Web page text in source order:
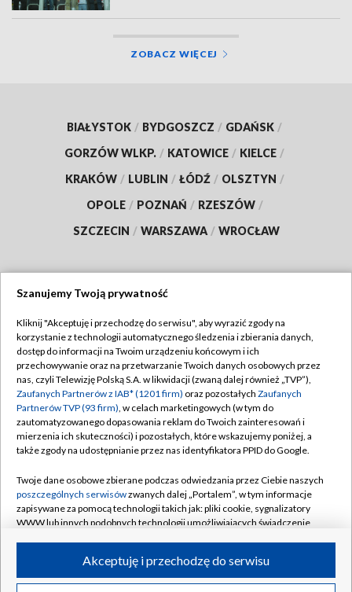
ZOBACZ WIĘCEJ
BIAŁYSTOK / BYDGOSZCZ / GDAŃSK /
GORZÓW WLKP. / KATOWICE / KIELCE /
KRAKÓW / LUBLIN / ŁÓDŹ / OLSZTYN /
OPOLE / POZNAŃ / RZESZÓW /
SZCZECIN / WARSZAWA / WROCŁAW
TVP
Abonament TVP
Emisja w TVP
Centrum informacji TVP
Naziemna Telewizja Cyfrowa
Rada Programowa
System NOS
Informacje o nadawcy
Program dla prasy
Regulamin TVP
Polityka prywatności
Moje zgody
Pomoc
Kontakt
Kanały
©2026 Telewizja Polska S.A. w likwidacji
Szanujemy Twoją prywatność
Kliknij "Akceptuję i przechodzę do serwisu", aby wyrazić zgody na
korzystanie z technologii automatycznego śledzenia i zbierania danych,
dostęp do informacji na Twoim urządzeniu końcowym i ich
przechowywanie oraz na przetwarzanie Twoich danych osobowych przez
nas, czyli Telewizję Polską S.A. w likwidacji (zwaną dalej również „TVP”),
Zaufanych Partnerów z IAB* (1201 firm) oraz pozostałych Zaufanych
Partnerów TVP (93 firm), w celach marketingowych (w tym do
zautomatyzowanego dopasowania reklam do Twoich zainteresowań i
mierzenia ich skuteczności) i pozostałych, które wskazujemy poniżej, a
także zgody na udostępnianie przez nas identyfikatora PPID do Google.
Twoje dane osobowe zbierane podczas odwiedzania przez Ciebie naszych
poszczególnych serwisówzwanych dalej „Portalem”, w tym informacje
zapisywane za pomocą technologii takich jak: pliki cookie, sygnalizatory
WWW lub innych podobnych technologii umożliwiających świadczenie
ruchu w Internecie.Akceptuję i przechodzę do serwisu